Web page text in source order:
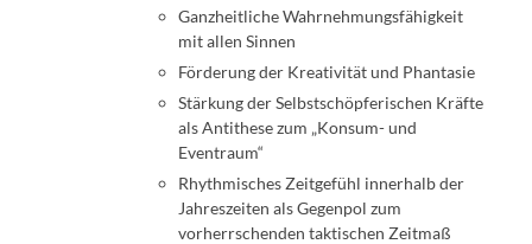
Ganzheitliche Wahrnehmungsfähigkeit
mit allen Sinnen
Förderung der Kreativität und Phantasie
Stärkung der Selbstschöpferischen Kräfte
als Antithese zum „Konsum- und
Eventraum“
Rhythmisches Zeitgefühl innerhalb der
Jahreszeiten als Gegenpol zum
vorherrschenden taktischen Zeitmaß